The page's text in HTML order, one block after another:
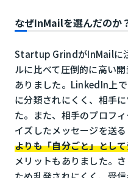
なぜInMailを選んだのか
Startup GrindがInMailに
ルに比べて圧倒的に高い
ありました。LinkedIn上
に分類されにくく、相手
た。また、相手のプロフ
イズしたメッセージを送
よりも「自分ごと」とし
メリットもありました。